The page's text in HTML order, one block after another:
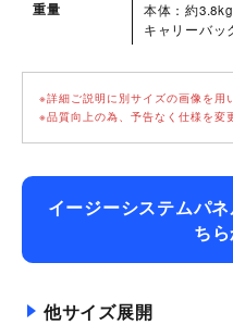
重量
本体：約3.8kg
キャリーバッ
※詳細ご説明に別サイズの画像を用
※品質向上の為、予告なく仕様を変
イージーシステムパ
ち
他サイズ展開